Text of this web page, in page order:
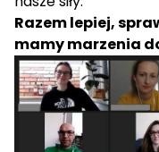
Razem lepiej,
mamy marzenia